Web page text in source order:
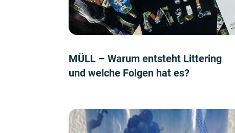
MÜLL – Warum entsteht Littering
und welche Folgen hat es?